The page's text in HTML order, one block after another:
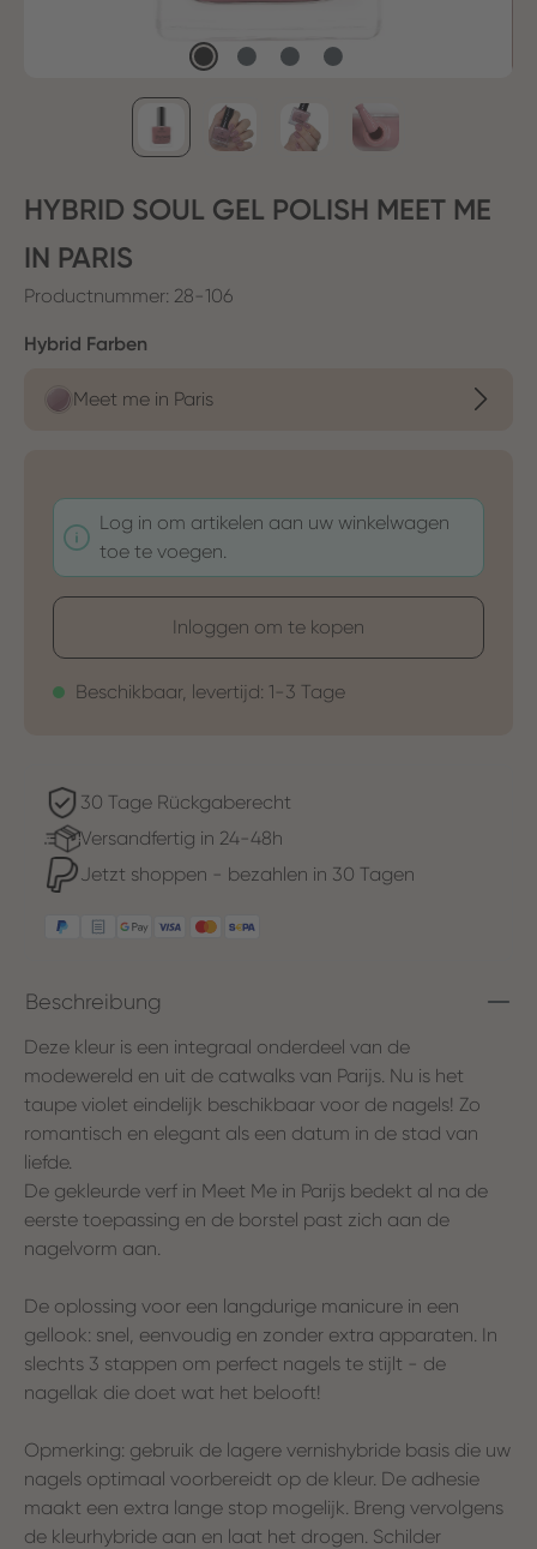
HYBRID SOUL GEL POLISH MEET ME
IN PARIS
Productnummer: 28-106
Selecteer
Hybrid Farben
Meet me in Paris
Log in om artikelen aan uw winkelwagen
toe te voegen.
Inloggen om te kopen
Beschikbaar, levertijd: 1-3 Tage
30 Tage Rückgaberecht
Versandfertig in 24-48h
Jetzt shoppen - bezahlen in 30 Tagen
Beschreibung
Deze kleur is een integraal onderdeel van de
modewereld en uit de catwalks van Parijs. Nu is het
taupe violet eindelijk beschikbaar voor de nagels! Zo
romantisch en elegant als een datum in de stad van
liefde.
De gekleurde verf in Meet Me in Parijs bedekt al na de
eerste toepassing en de borstel past zich aan de
nagelvorm aan.
De oplossing voor een langdurige manicure in een
gellook: snel, eenvoudig en zonder extra apparaten. In
slechts 3 stappen om perfect nagels te stijlt - de
nagellak die doet wat het belooft!
Opmerking: gebruik de lagere vernishybride basis die uw
nagels optimaal voorbereidt op de kleur. De adhesie
maakt een extra lange stop mogelijk. Breng vervolgens
de kleurhybride aan en laat het drogen. Schilder